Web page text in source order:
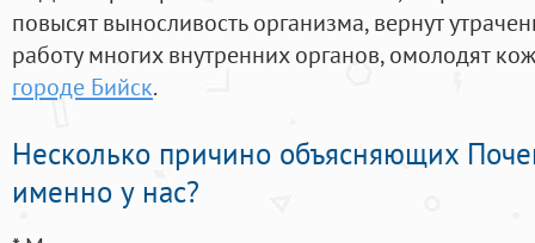
повысят выносливость организма, вернут
работу многих внутренних органов, омолодят
городе Бийск.
Несколько причино объясняющих
именно у нас?